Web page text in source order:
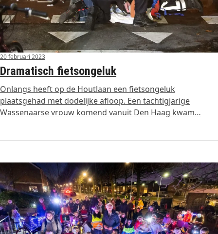
20 februari 2023
Dramatisch fietsongeluk
Onlangs heeft op de Houtlaan een fietsongeluk
plaatsgehad met dodelijke afloop. Een tachtigjarige
Wassenaarse vrouw komend vanuit Den Haag kwam…